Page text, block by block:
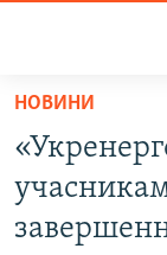
Перейти
основного
матеріалу
Перейти
до
ВОДА.КРИМ
НОВИНИ